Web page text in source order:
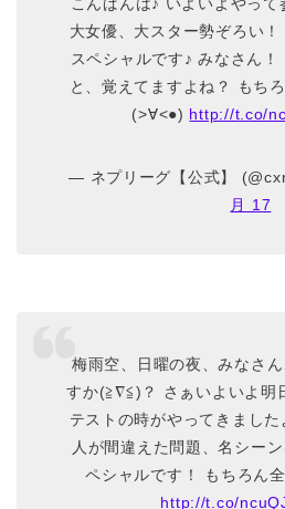
大女優、大スター勢ぞろい
スペシャルです♪ みなさん！
と、覚えてますよね？ もち
(>∀<●) http://t.co/
— ネプリーグ【公式】
月 17
梅雨空、日曜の夜、みなさ
すか(≧∇≦)？ さぁいよいよ明
テストの時がやってきまし
人が間違えた問題、名シー
ペシャルです！ もちろん
http://t.co/